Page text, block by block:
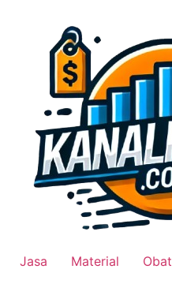
Jasa Material Obat